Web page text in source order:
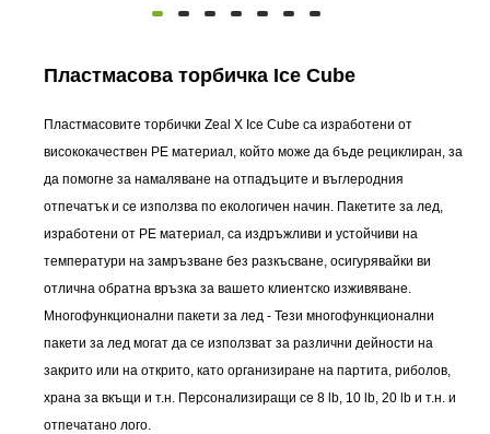
Пластмасова торбичка Ice Cube
Пластмасовите торбички Zeal X Ice Cube са изработени от
висококачествен PE материал, който може да бъде рециклиран, за
да помогне за намаляване на отпадъците и въглеродния
отпечатък и се използва по екологичен начин. Пакетите за лед,
изработени от PE материал, са издръжливи и устойчиви на
температури на замръзване без разкъсване, осигурявайки ви
отлична обратна връзка за вашето клиентско изживяване.
Многофункционални пакети за лед - Тези многофункционални
пакети за лед могат да се използват за различни дейности на
закрито или на открито, като организиране на партита, риболов,
храна за вкъщи и т.н. Персонализиращи се 8 lb, 10 lb, 20 lb и т.н. и
отпечатано лого.